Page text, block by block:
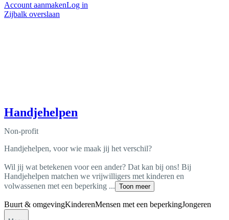
Account aanmakenLog in
Zijbalk overslaan
Handjehelpen
Non-profit
Handjehelpen, voor wie maak jij het verschil?
Wil jij wat betekenen voor een ander? Dat kan bij ons! Bij
Handjehelpen matchen we vrijwilligers met kinderen en
volwassenen met een beperking ... Toon meer
Buurt & omgevingKinderenMensen met een beperkingJongeren